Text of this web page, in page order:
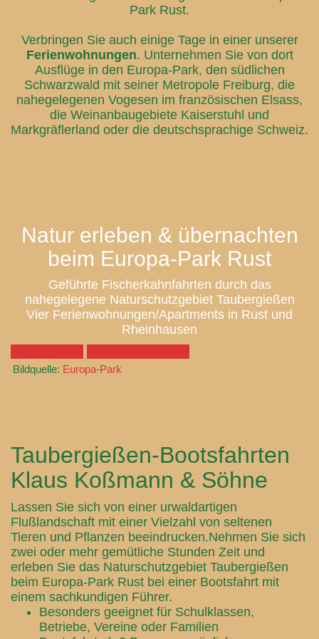
Park Rust.
Verbringen Sie auch einige Tage in einer unserer
Ferienwohnungen. Unternehmen Sie von dort
Ausflüge in den Europa-Park, den südlichen
Schwarzwald mit seiner Metropole Freiburg, die
nahegelegenen Vogesen im französischen Elsass,
die Weinanbaugebiete Kaiserstuhl und
Markgräflerland oder die deutschsprachige Schweiz.
Natur erleben & übernachten
beim Europa-Park Rust
Geführte Fischerkahnfahrten durch das
nahegelegene Naturschutzgebiet Taubergießen
Vier Ferienwohnungen/Apartments in Rust und
Rheinhausen
Bildquelle: Europa-Park
Taubergießen-Bootsfahrten
Klaus Koßmann & Söhne
Lassen Sie sich von einer urwaldartigen
Flußlandschaft mit einer Vielzahl von seltenen
Tieren und Pflanzen beeindrucken.Nehmen Sie sich
zwei oder mehr gemütliche Stunden Zeit und
erleben Sie das Naturschutzgebiet Taubergießen
beim Europa-Park Rust bei einer Bootsfahrt mit
einem sachkundigen Führer.
Besonders geeignet für Schulklassen,
Betriebe, Vereine oder Familien